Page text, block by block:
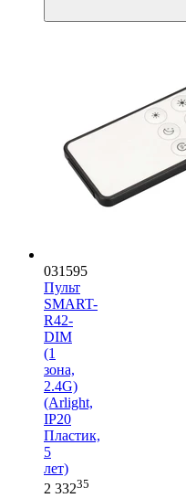
031595
Пульт
SMART-
R42-
DIM
(1
зона,
2.4G)
(Arlight,
IP20
Пластик,
5
лет)
2 33235